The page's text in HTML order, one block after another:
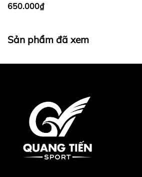
650.000₫
Sản phẩm đã xem